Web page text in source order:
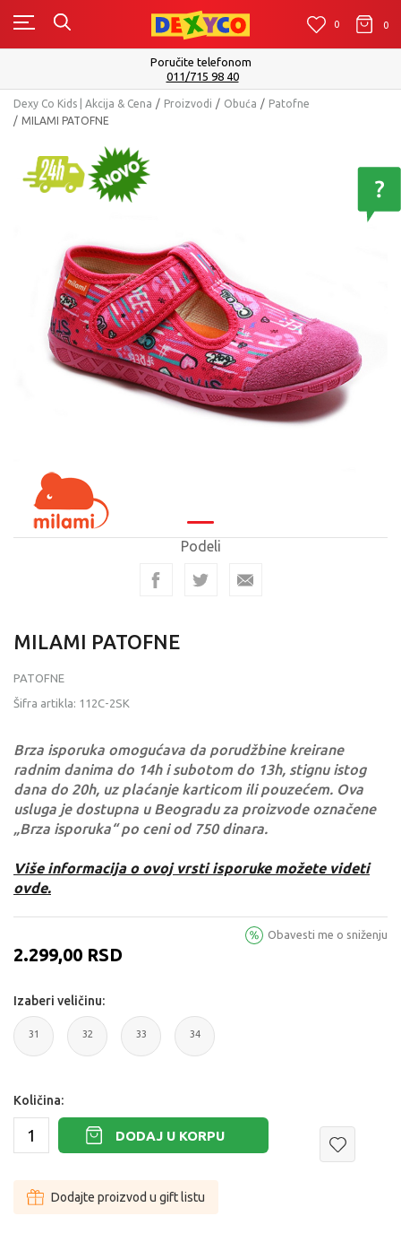
0 0 0
Poručite telefonom
011/715 98 40
Dexy Co Kids | Akcija & Cena Proizvodi Obuća
Patofne
MILAMI PATOFNE
Podeli
MILAMI PATOFNE
PATOFNE
Šifra artikla: 112C-2SK
Brza isporuka omogućava da porudžbine kreirane
radnim danima do 14h i subotom do 13h, stignu istog
dana do 20h, uz plaćanje karticom ili pouzećem. Ova
usluga je dostupna u Beogradu za proizvode označene
„Brza isporuka“ po ceni od 750 dinara.
Više informacija o ovoj vrsti isporuke možete videti
ovde.
2.299,00 RSD
Obavesti me o sniženju
Izaberi veličinu:
31 32 33 34
Količina:
DODAJ U KORPU
Dodajte proizvod u gift listu